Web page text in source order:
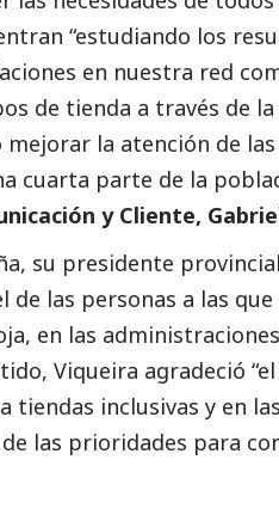
“estudiando los
en nuestra red
de tienda a través de
la atención de
cuarta parte de la
y Cliente,
su presidente
de las personas a las
en las
Viqueira agradeció
tiendas inclusivas y en
las prioridades para